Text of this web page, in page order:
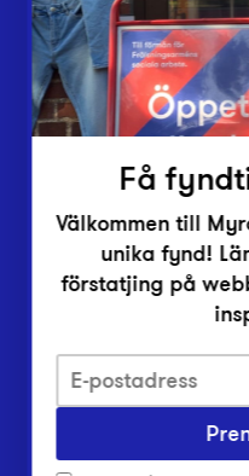
Inlämningsplatser
Om Myrorna
Lediga jobb
Pressrum
Integritetsskyddspolicy
Har du frågor om onlineköp,
Få
Välkommen till
unika fynd!
förstatjing på